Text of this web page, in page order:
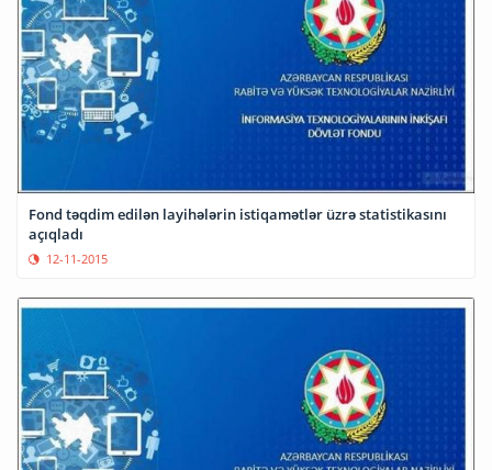
Fond təqdim edilən layihələrin istiqamətlər üzrə statistikasını
açıqladı
12-11-2015